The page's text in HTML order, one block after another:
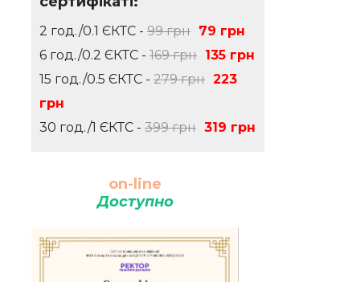
2 год./0.1 ЄКТС - 99 грн 79 грн
6 год./0.2 ЄКТС - 169 грн 135 грн
15 год./0.5 ЄКТС - 279 грн 223
грн
30 год./1 ЄКТС - 399 грн 319 грн
on-line
Доступно